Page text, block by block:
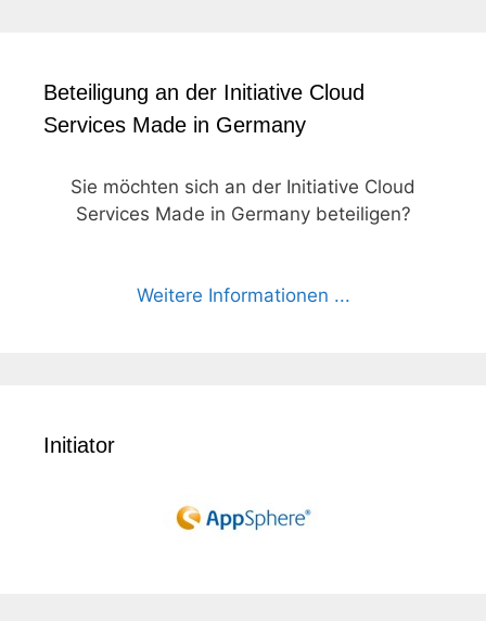
Beteiligung an der Initiative Cloud
Services Made in Germany
Sie möchten sich an der Initiative Cloud
Services Made in Germany beteiligen?
Weitere Informationen ...
Initiator